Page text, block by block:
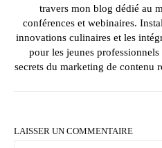
travers mon blog dédié au
conférences et webinaires.
innovations culinaires et les
pour les jeunes
secrets du marketing de contenu
LAISSER UN COMMENTAIRE